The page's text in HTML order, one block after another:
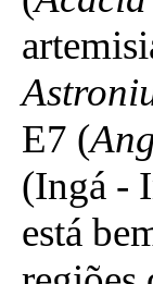
E7 (
(Ingá -
está